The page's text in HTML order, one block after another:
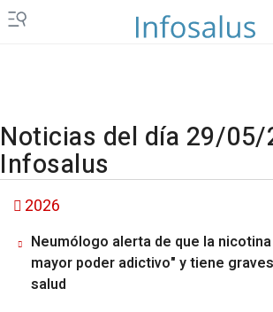
Noticias del día 29/05/
Infosalus
2026
Neumólogo alerta de que la
mayor poder adictivo" y tiene
salud